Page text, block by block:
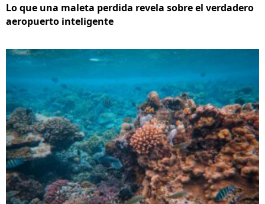
Lo que una maleta perdida revela sobre el verdadero
aeropuerto inteligente